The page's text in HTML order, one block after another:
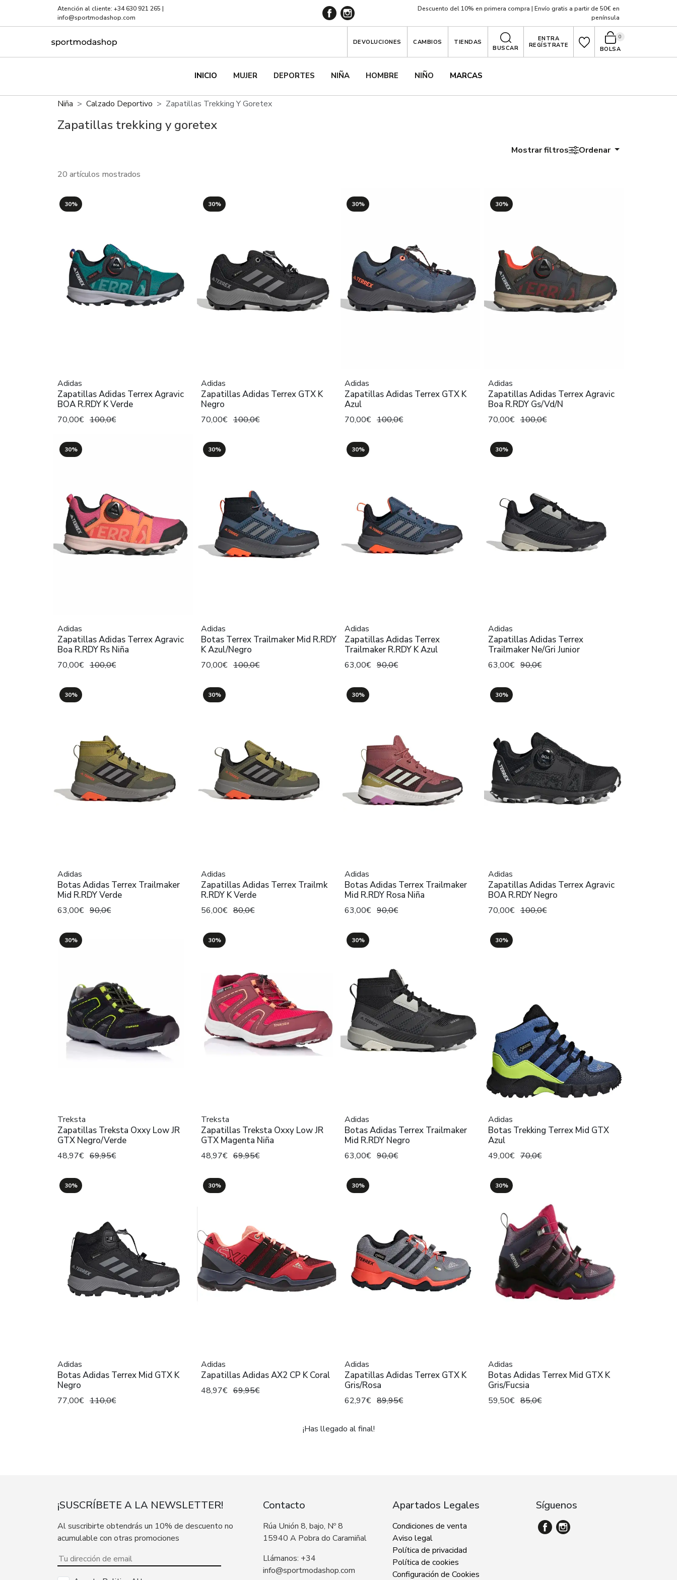
Atención al cliente: +34 630 921 265 |
info@sportmodashop.com
Descuento del 10% en primera compra | Envío gratis a partir de 50€ en
península
INICIO MUJER DEPORTES NIÑA HOMBRE NIÑO MARCAS
DEVOLUCIONES CAMBIOS
TIENDAS
BUSCAR
ENTRA
REGÍSTRATE
BOLSA
0
Niña Calzado Deportivo Zapatillas Trekking Y Goretex
Zapatillas trekking y goretex
Mostrar filtros Ordenar
20 artículos mostrados
30%
Adidas
Zapatillas Adidas Terrex Agravic
BOA R.RDY K Verde
70,00€ 100,0€
30%
Adidas
Zapatillas Adidas Terrex GTX K
Negro
70,00€ 100,0€
30%
Adidas
Zapatillas Adidas Terrex GTX K
Azul
70,00€ 100,0€
30%
Adidas
Zapatillas Adidas Terrex Agravic
Boa R.RDY Gs/Vd/N
70,00€ 100,0€
30%
Adidas
Zapatillas Adidas Terrex Agravic
Boa R.RDY Rs Niña
70,00€ 100,0€
30%
Adidas
Botas Terrex Trailmaker Mid R.RDY
K Azul/Negro
70,00€ 100,0€
30%
Adidas
Zapatillas Adidas Terrex
Trailmaker R.RDY K Azul
63,00€ 90,0€
30%
Adidas
Zapatillas Adidas Terrex
Trailmaker Ne/Gri Junior
63,00€ 90,0€
30%
Adidas
Botas Adidas Terrex Trailmaker
Mid R.RDY Verde
63,00€ 90,0€
30%
Adidas
Zapatillas Adidas Terrex Trailmk
R.RDY K Verde
56,00€ 80,0€
30%
Adidas
Botas Adidas Terrex Trailmaker
Mid R.RDY Rosa Niña
63,00€ 90,0€
30%
Adidas
Zapatillas Adidas Terrex Agravic
BOA R.RDY Negro
70,00€ 100,0€
30%
Treksta
Zapatillas Treksta Oxxy Low JR
GTX Negro/Verde
48,97€ 69,95€
30%
Treksta
Zapatillas Treksta Oxxy Low JR
GTX Magenta Niña
48,97€ 69,95€
30%
Adidas
Botas Adidas Terrex Trailmaker
Mid R.RDY Negro
63,00€ 90,0€
30%
Adidas
Botas Trekking Terrex Mid GTX
Azul
49,00€ 70,0€
30%
Adidas
Botas Adidas Terrex Mid GTX K
Negro
77,00€ 110,0€
30%
Adidas
Zapatillas Adidas AX2 CP K Coral
48,97€ 69,95€
30%
Adidas
Zapatillas Adidas Terrex GTX K
Gris/Rosa
62,97€ 89,95€
30%
Adidas
Botas Adidas Terrex Mid GTX K
Gris/Fucsia
59,50€ 85,0€
¡Has llegado al final!
¡SUSCRÍBETE A LA NEWSLETTER!
Al suscribirte obtendrás un 10% de descuento no
acumulable con otras promociones
Contacto
Rúa Unión 8, bajo, Nº 8
15940 A Pobra do Caramiñal
Llámanos: +34
info@sportmodashop.com
Apartados Legales
Condiciones de venta
Aviso legal
Política de privacidad
Política de cookies
Configuración de Cookies
Síguenos